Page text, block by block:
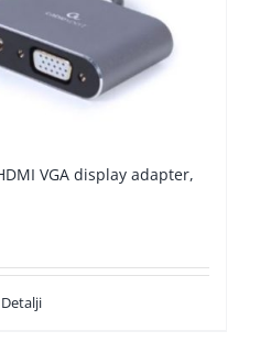
VGA display adapter,
Detalji